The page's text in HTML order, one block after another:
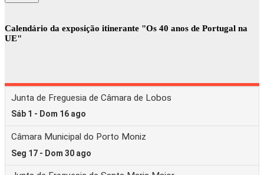
Calendário da exposição itinerante "Os 40 anos de Portugal na
UE"